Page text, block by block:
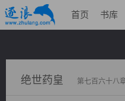
首页 书库
绝世药皇 第七百六十八